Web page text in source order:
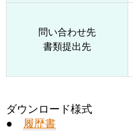
問い合わせ先
書類提出先
ダウンロード様式
● 履歴書